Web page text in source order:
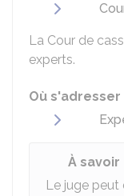
La Cour de
experts.
Où s'adresser
À savoir
Le juge peut